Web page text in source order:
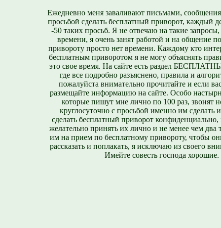
Ежедневно меня заваливают письмами,
просьбой сделать бесплатный приворот, каждый
-50 таких просьб. Я не отвечаю на такие
времени, я очень занят работой и на общение
привороту просто нет времени. Каждому кто
бесплатным приворотом я не могу объяснять
это свое время. На сайте есть раздел
где все подробно разъяснено, правила и
пожалуйста внимательно прочитайте и если
размещайте информацию на сайте. Особо
которые пишут мне лично по 100 раз, звонят
круглосуточно с просьбой именно им сделать
сделать бесплатный приворот конфиденциально,
желательно принять их лично и не менее чем два
им на прием по бесплатному привороту, чтобы
рассказать и поплакать, я исключаю из своего
Имейте совесть господа хорошие.